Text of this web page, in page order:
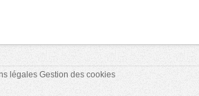
légales Gestion des cookies